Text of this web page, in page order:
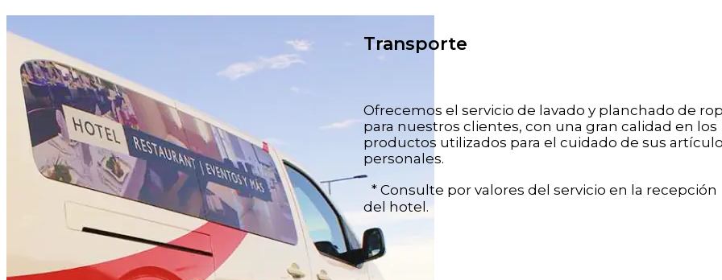
Transporte
Ofrecemos el servicio de lavado y planchado de
para nuestros clientes, con una gran calidad en los
productos utilizados para el cuidado de sus
personales.
* Consulte por valores del servicio en la recepción
del hotel.